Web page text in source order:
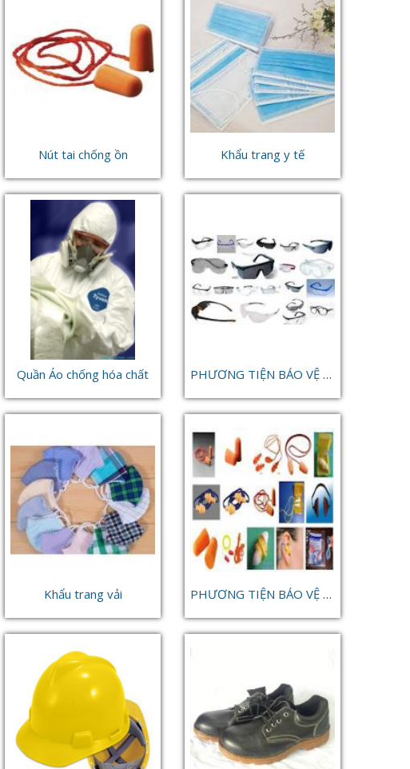
Nút tai chống ồn Khẩu trang y tế
Quần Áo chống hóa chất PHƯƠNG TIỆN BẢO VỆ MẮT
Khẩu trang vải PHƯƠNG TIỆN BẢO VỆ THÍNH GIÁC